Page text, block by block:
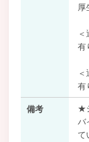
厚
＜
有
＜
有
備考
★
バ
て